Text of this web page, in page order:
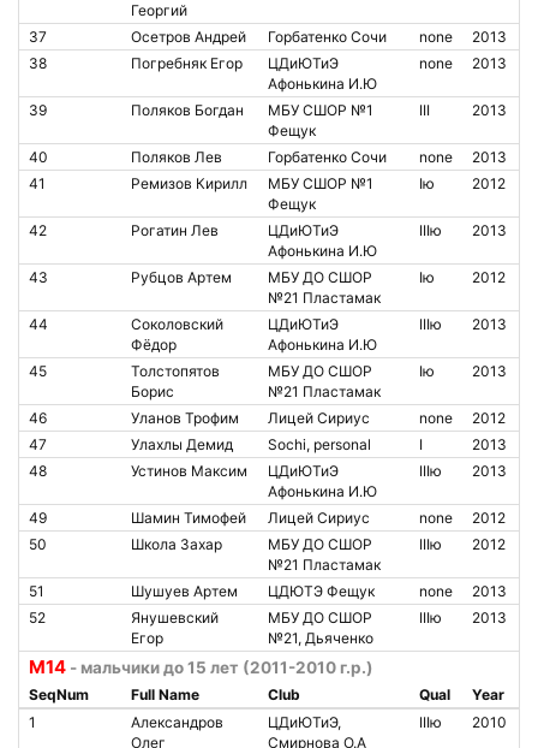
Георгий
37 Осетров Андрей Горбатенко Сочи none
2013
38
Погребняк Егор
ЦДиЮТиЭ
Афонькина И.Ю
none 2013
39 Поляков Богдан
МБУ СШОР №1
Фещук
III 2013
40 Поляков Лев Горбатенко Сочи none
2013
41
Ремизов Кирилл
МБУ СШОР №1
Фещук
Iю 2012
42 Рогатин Лев
ЦДиЮТиЭ
Афонькина И.Ю
IIIю 2013
43 Рубцов Артем
МБУ ДО СШОР
№21 Пластамак
Iю 2012
44
Соколовский
Фёдор
ЦДиЮТиЭ
Афонькина И.Ю
IIIю 2013
45
Толстопятов
Борис
МБУ ДО СШОР
№21 Пластамак
Iю 2013
46 Уланов Трофим Лицей Сириус none
2012
47
Улахлы Демид Sochi, personal I
2013
48
Устинов Максим
ЦДиЮТиЭ
Афонькина И.Ю
IIIю 2013
49 Шамин Тимофей Лицей Сириус none
2012
50
Школа Захар
МБУ ДО СШОР
№21 Пластамак
IIIю 2012
51 Шушуев Артем ЦДЮТЭ Фещук none
2013
52
Янушевский
Егор
МБУ ДО СШОР
№21, Дьяченко
IIIю 2013
М14 - мальчики до 15 лет (2011-2010 г.р.)
SeqNum Full Name Club Qual
Year
1
Александров
Олег
ЦДиЮТиЭ,
Смирнова О.А
IIIю 2010